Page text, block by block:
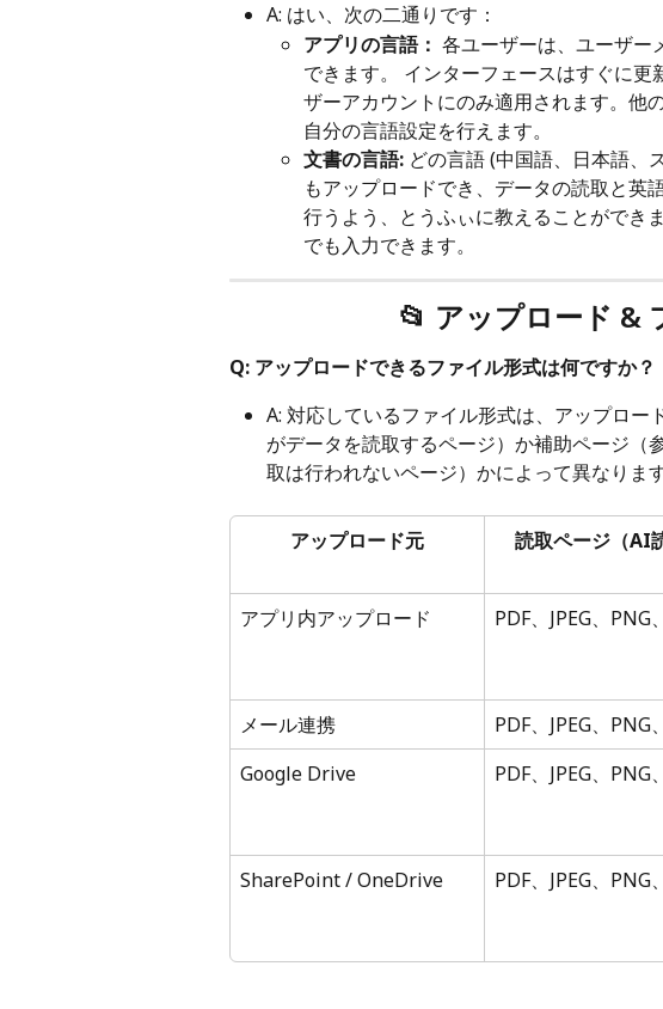
A: はい、次の二通りです：
アプリの言語： 各ユーザーは、ユーザー
できます。 インターフェースはすぐに
ザーアカウントにのみ適用されます。他
自分の言語設定を行えます。
文書の言語: どの言語 (中国語、日本語、
もアップロードでき、データの読取と英
行うよう、とうふぃに教えることができ
でも入力できます。
📂 アップロード &
Q: アップロードできるファイル形式は何ですか？
A: 対応しているファイル形式は、アップロ
がデータを読取するページ）か補助ページ（
取は行われないページ）かによって異なります
アップロード元 読取ページ（AI
アプリ内アップロード
PDF、JPEG、PNG
メール連携
PDF、JPEG、PNG
Google Drive
PDF、JPEG、PNG
SharePoint / OneDrive
PDF、JPEG、PNG